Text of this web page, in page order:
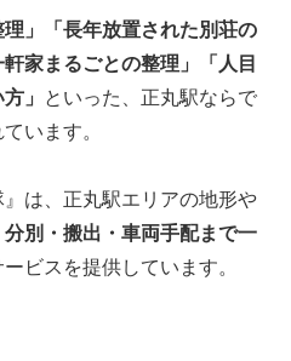
理」「長年放置された別荘の
家まるごとの整理」「人目
」
といった、正丸駅ならで
います。
』は、正丸駅エリアの地形や
分別・搬出・車両手配まで一
ビスを提供しています。